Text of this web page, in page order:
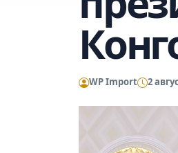
WP Import 2